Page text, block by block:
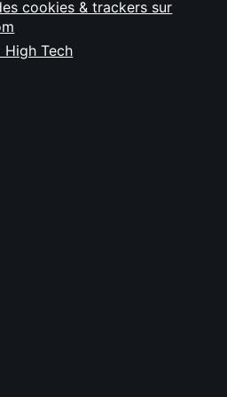
cookies & trackers sur
High Tech